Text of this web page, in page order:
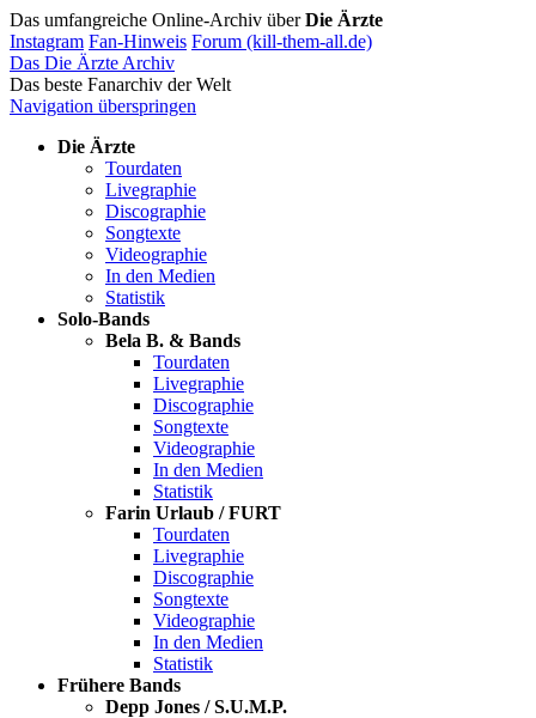
Das umfangreiche Online-Archiv überDie Ärzte
Instagram Fan-Hinweis Forum (kill-them-all.de)
Das Die Ärzte Archiv
Das beste Fanarchiv der Welt
Navigation überspringen
Die Ärzte
Tourdaten
Livegraphie
Discographie
Songtexte
Videographie
In den Medien
Statistik
Solo-Bands
Bela B. & Bands
Tourdaten
Livegraphie
Discographie
Songtexte
Videographie
In den Medien
Statistik
Farin Urlaub / FURT
Tourdaten
Livegraphie
Discographie
Songtexte
Videographie
In den Medien
Statistik
Frühere Bands
Depp Jones / S.U.M.P.